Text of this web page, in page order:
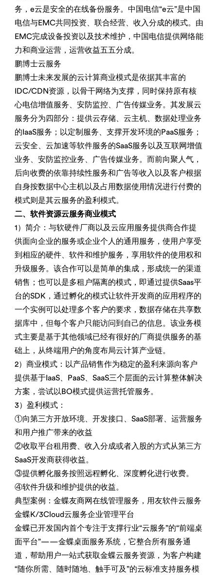
务，e云是安全的在线备份服务。中国电信“e云”是中国
电信与EMC共同投资、联合经营、收入分成的模式。由
EMC完成设备投资以及技术维护，中国电信提供网络能
力和商业运营，运营收益五五分成。
鹏博士云服务
鹏博士未来发展的云计算商业模式是依据其丰富的
IDC/CDN资源，以骨干网络为支撑，同时保持原有核
心电信增值服务、安防监控、广告传媒业务。其发展云
服务分为四部分：提供云存储、云主机、数据处理业务
的IaaS服务；以定制服务、支撑开发环境的PaaS服务；
云安全、云加速等软件服务的SaaS服务以及互联网增值
业务、安防监控业务、广告传媒业务。而前向聚人气，
后向收费的依靠持续性服务和广告等收入以及客户根据
自身按数据中心主机以及占用数据使用情况进行付费的
模式则是其云服务的盈利模式。
二、软件资源云服务商业模式
1）简介：与软硬件厂商以及云应用服务提供商合作提
供面向企业的服务或企业个人的通用服务，使用户享受
到相应的硬件、软件和维护服务，享用软件的使用权和
升级服务。该合作可以是简单的集成，形成统一的渠道
销售；也可以是多租户隔离的模式，即通过提供Saas平
台的SDK，通过孵化的模式让软件开发商的应用程序的
一个实例可以处理多个客户的要求，数据存储在共享数
据库中，但每个客户只能访问到自己的信息。该业务模
式主要是基于其他领域已经有很好的厂商提供服务的基
础上，从终端用户的角度布局云计算产业链。
2）商业模式：以产品销售作为稳定的盈利来源向客户
提供基于IaaS、PaaS、SaaS三个层面的云计算整体解决
方案，尝试以BO模式提供运营托管服务。
3）盈利模式：
①向第三方开放环境、开发接口、SaaS部署、运营服务
和用户推广带来的收益
②收取平台租用费、收入分成或者入股的方式从第三方
SaaS开发商获得收益。
③提供孵化服务按照远程孵化、深度孵化进行收费。
④软件升级和维护提供的收益。
典型案例：金蝶友商网在线管理服务，用友软件云服务
金蝶K/3Cloud云服务企业管理平台
金蝶已开发国内首个专注于支撑行业“云服务”的“前端桌
面平台”——金蝶桌面服务系统，它整合所有服务通
道，帮助用户一站式获取金蝶云服务资源，为客户构建
“随你所需、随时随地、触手可及”的云标准支持服务模